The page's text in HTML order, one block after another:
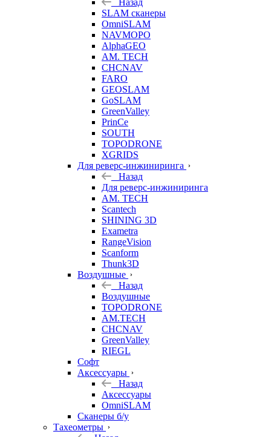
Назад
SLAM сканеры
OmniSLAM
NAVMOPO
AlphaGEO
AM. TECH
CHCNAV
FARO
GEOSLAM
GoSLAM
GreenValley
PrinCe
SOUTH
TOPODRONE
XGRIDS
Для реверс-инжиниринга
Назад
Для реверс-инжиниринга
AM. TECH
Scantech
SHINING 3D
Exametra
RangeVision
Scanform
Thunk3D
Воздушные
Назад
Воздушные
TOPODRONE
AM.TECH
CHCNAV
GreenValley
RIEGL
Софт
Аксессуары
Назад
Аксессуары
OmniSLAM
Сканеры б/у
Тахеометры